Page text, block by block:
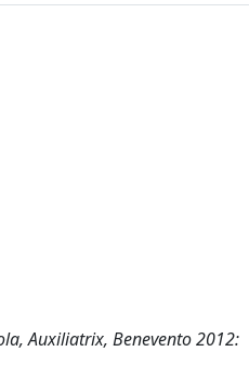
Auxiliatrix, Benevento 2012: